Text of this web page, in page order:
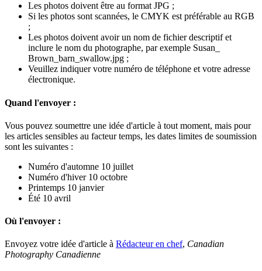
Les photos doivent être au format JPG ;
Si les photos sont scannées, le CMYK est préférable au RGB
;
Les photos doivent avoir un nom de fichier descriptif et
inclure le nom du photographe, par exemple Susan_
Brown_barn_swallow.jpg ;
Veuillez indiquer votre numéro de téléphone et votre adresse
électronique.
Quand l'envoyer :
Vous pouvez soumettre une idée d'article à tout moment, mais pour
les articles sensibles au facteur temps, les dates limites de soumission
sont les suivantes :
Numéro d'automne 10 juillet
Numéro d'hiver 10 octobre
Printemps 10 janvier
Été 10 avril
Où l'envoyer :
Envoyez votre idée d'article à Rédacteur en chef, Canadian
Photography Canadienne